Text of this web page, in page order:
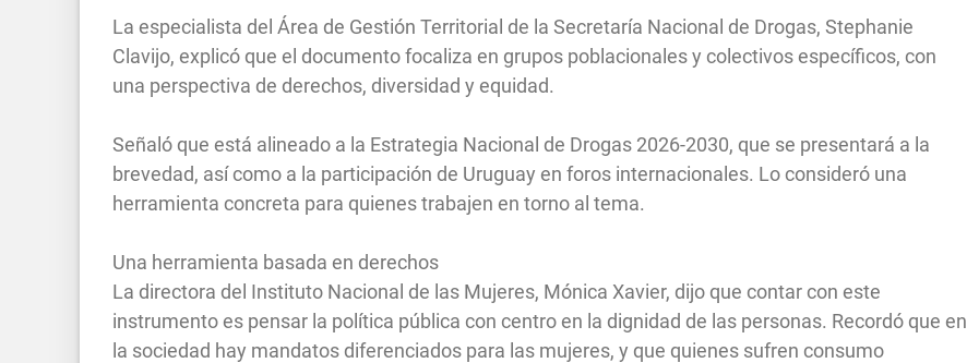
La especialista del Área de Gestión Territorial de la Secretaría Nacional de Drogas, Stephanie
Clavijo, explicó que el documento focaliza en grupos poblacionales y colectivos específicos, con
una perspectiva de derechos, diversidad y equidad.
Señaló que está alineado a la Estrategia Nacional de Drogas 2026-2030, que se presentará a la
brevedad, así como a la participación de Uruguay en foros internacionales. Lo consideró una
herramienta concreta para quienes trabajen en torno al tema.
Una herramienta basada en derechos
La directora del Instituto Nacional de las Mujeres, Mónica Xavier, dijo que contar con este
instrumento es pensar la política pública con centro en la dignidad de las personas. Recordó que en
la sociedad hay mandatos diferenciados para las mujeres, y que quienes sufren consumo